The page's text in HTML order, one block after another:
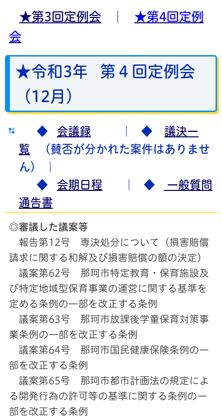
★第3回定例会｜
★第4回定例
会
★令和3年 第４回定例会
（12月）
◆ 会議録 ｜ ◆ 議決一
覧 （賛否が分かれた案件はありませ
ん）
◆ 会期日程 ｜ ◆
一般質問
通告書
◎審議した議案等
報告第12号 専決処分について（損害賠償
請求に関する和解及び損害賠償の額の決定）
議案第62号 那珂市特定教育・保育施設及
び特定地域型保育事業の運営に関する基準を
定める条例の一部を改正する条例
議案第63号 那珂市放課後学童保育対策事
業条例の一部を改正する条例
議案第64号 那珂市国民健康保険条例の一
部を改正する条例
議案第65号 那珂市都市計画法の規定によ
る開発行為の許可等の基準に関する条例の一
部を改正する条例